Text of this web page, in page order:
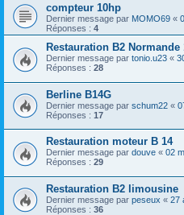
compteur 10hp
Dernier message par MOMO69 «
Réponses : 4
Restauration B2 Normande
Dernier message par tonio.u23 «
Réponses : 28
Berline B14G
Dernier message par schum22 «
Réponses : 17
Restauration moteur B 14
Dernier message par douve « 02
Réponses : 29
Restauration B2 limousine
Dernier message par peseux « 27
Réponses : 36